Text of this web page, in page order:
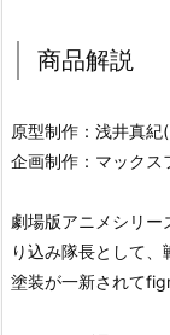
商品解説
原型制作：浅井真
企画制作：マックス
劇場版アニメシリー
り込み隊長として
塗装が一新されて